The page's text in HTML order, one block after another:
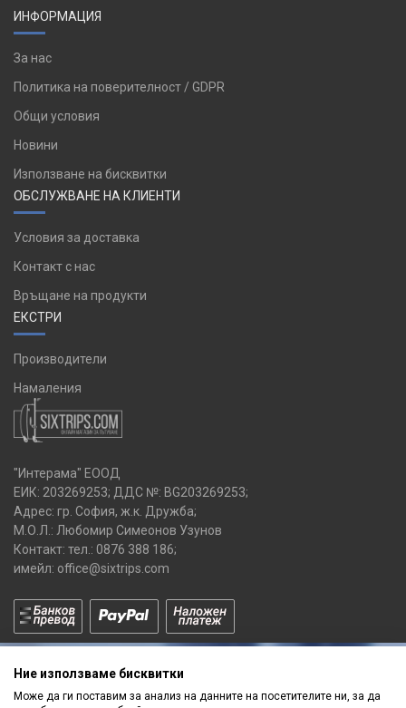
ИНФОРМАЦИЯ
За нас
Политика на поверителност / GDPR
Общи условия
Новини
Използване на бисквитки
ОБСЛУЖВАНЕ НА КЛИЕНТИ
Условия за доставка
Контакт с нас
Връщане на продукти
ЕКСТРИ
Производители
Намаления
"Интерама" ЕООД
ЕИК: 203269253; ДДС №: BG203269253;
Адрес: гр. София, ж.к. Дружба;
М.О.Л.: Любомир Симеонов Узунов
Контакт: тел.: 0876 388 186;
имейл: office@sixtrips.com
Ние използваме бисквитки
Може да ги поставим за анализ на данните на посетителите ни, за да